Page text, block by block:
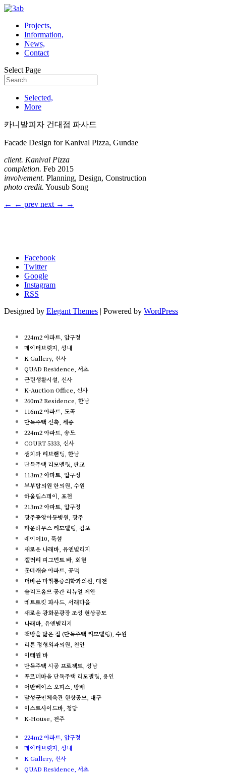
Projects,
Information,
News,
Contact
Select Page
Selected,
More
카니발피자 건대점 파사드
Facade Design for Kanival Pizza, Gundae
client. Kanival Pizza
completion. Feb 2015
involvement. Planning, Design, Construction
photo credit. Yousub Song
← ← prev next → →
Facebook
Twitter
Google
Instagram
RSS
Designed by Elegant Themes | Powered by WordPress
224m2 아파트, 압구정
데이터브릿지, 성내
K Gallery, 신사
QUAD Residence, 서초
근린생활시설, 신사
K-Auction Office, 신사
260m2 Residence, 한남
116m2 아파트, 도곡
단독주택 신축, 세종
224m2 아파트, 송도
COURT 5333, 신사
샘치과 리브랜딩, 한남
단독주택 리모델링, 판교
113m2 아파트, 압구정
부부탑의원 한의원, 수원
하울림스테이, 포천
213m2 아파트, 압구정
광주중앙아동병원, 광주
타운하우스 리모델링, 김포
레이어10, 뚝섬
새로운 나래바, 유엔빌리지
갤러리 피그먼트 바, 회현
롯데캐슬 아파트, 공덕
더바른 마취통증의학과의원, 대전
솔리드옴므 공간 리뉴얼 제안
레트로킷 파사드, 서래마을
새로운 광화문광장 조성 현상공모
나래바, 유엔빌리지
책방을 닮은 집 (단독주택 리모델링), 수원
리튼 정형외과의원, 천안
이태원 바
단독주택 시공 프로젝트, 성남
푸르메마을 단독주택 리모델링, 용인
어반베이스 오피스, 방배
달성군민체육관 현상공모, 대구
이스트사이드바, 청담
K-House, 전주
224m2 아파트, 압구정
데이터브릿지, 성내
K Gallery, 신사
QUAD Residence, 서초